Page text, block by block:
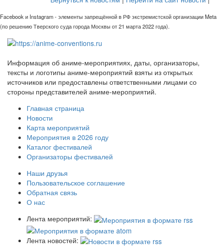
Facebook и Instagram - элементы запрещённой в РФ экстремистской организации Meta
(по решению Тверского суда города Москвы от 21 марта 2022 года).
Информация об аниме-мероприятиях, даты, организаторы,
тексты и логотипы аниме-мероприятий взяты из открытых
источников или предоставлены ответственными лицами со
стороны представителей аниме-мероприятий.
Главная страница
Новости
Карта мероприятий
Мероприятия в 2026 году
Каталог фестивалей
Организаторы фестивалей
Наши друзья
Пользовательское соглашение
Обратная связь
О нас
Лента мероприятий:
Лента новостей: